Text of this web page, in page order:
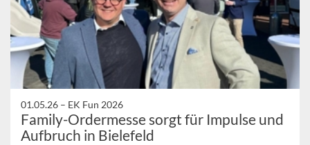
01.05.26 – EK Fun 2026
Family-Ordermesse sorgt für Impulse und
Aufbruch in Bielefeld